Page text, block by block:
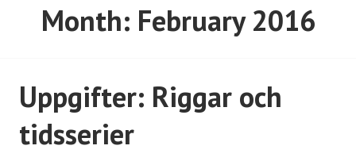
Month: February 2016
Uppgifter: Riggar och
tidsserier